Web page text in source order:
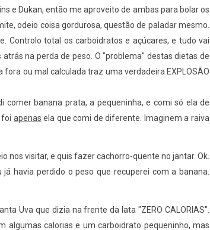
e Dukan, então me aproveito de ambas para bolar os
odeio coisa gordurosa, questão de paladar mesmo.
Controlo total os carboidratos e açúcares, e tudo vai
na perda de peso. O "problema" destas dietas de
ou mal calculada traz uma verdadeira EXPLOSÃO
comer banana prata, a pequeninha, e comi só ela de
foi apenas ela que comi de diferente. Imaginem a raiva
nos visitar, e quis fazer cachorro-quente no jantar. Ok.
havia perdido o peso que recuperei com a banana.
Uva que dizia na frente da lata "ZERO CALORIAS".
algumas calorias e um carboidrato pequeninho, mas